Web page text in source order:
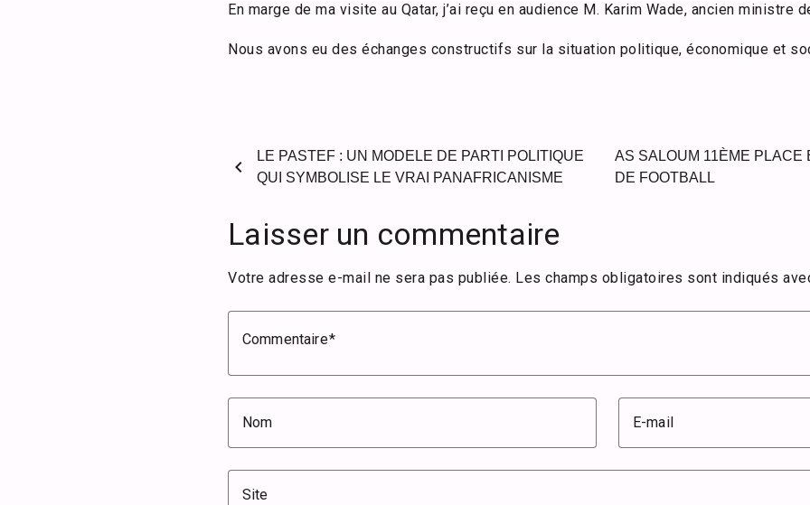
En marge de ma visite au Qatar, j’ai reçu en audience M. Karim Wade, ancien ministre
Nous avons eu des échanges constructifs sur la situation politique, économique et
chevron_left
LE PASTEF : UN MODELE DE PARTI POLITIQUE
QUI SYMBOLISE LE VRAI PANAFRICANISME
AS SALOUM 11ÈME PLACE
DE FOOTBALL
Laisser un commentaire
Votre adresse e-mail ne sera pas publiée. Les champs obligatoires sont indiqués
Commentaire
Nom E-mail
Site